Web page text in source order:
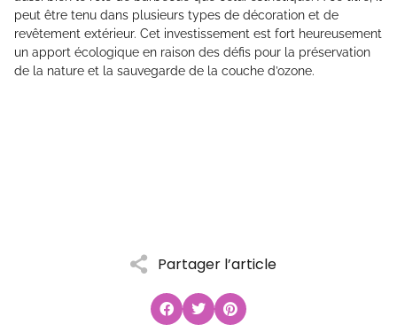
Partager l’article
peut être tenu dans plusieurs types de décoration et de
revêtement extérieur. Cet investissement est fort heureusement
un apport écologique en raison des défis pour la préservation
de la nature et la sauvegarde de la couche d’ozone.